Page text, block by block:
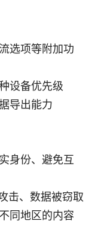
选项等附加功
设备优先级
导出能力
身份、避免互
击、数据被窃取
同地区的内容